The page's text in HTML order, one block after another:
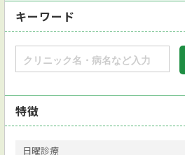
キーワード
特徴
日曜診療